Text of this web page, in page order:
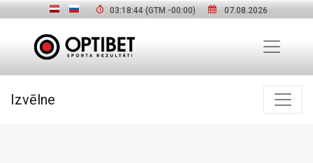
03:18:45(GTM -00:00) 07.08.2026
Izvēlne